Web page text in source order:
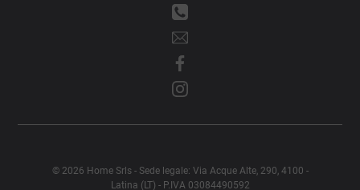
© 2026 Home Srls - Sede legale: Via Acque Alte, 290, 4100 -
Latina (LT) - P.IVA 03084490592